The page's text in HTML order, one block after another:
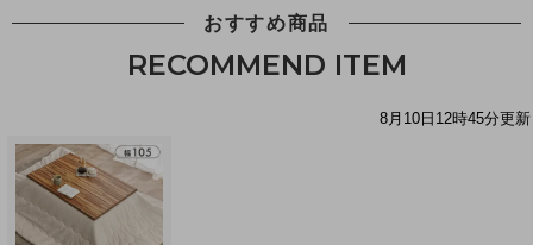
おすすめ商品
RECOMMEND ITEM